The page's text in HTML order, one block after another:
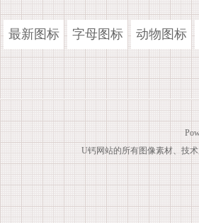
最新图标 字母图标 动物图标
U钙网站的所有图像素材、技